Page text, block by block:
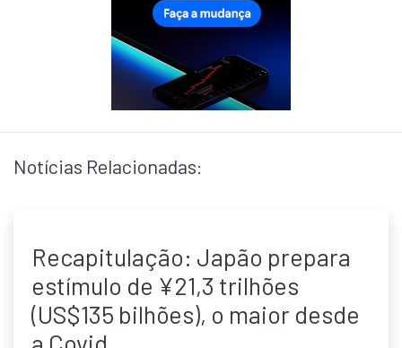
Notícias Relacionadas:
Recapitulação: Japão prepara
estímulo de ¥21,3 trilhões
(US$135 bilhões), o maior desde